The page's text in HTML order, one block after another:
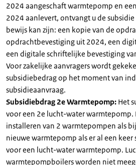
2024 aangeschaft warmtepomp en
2024 aanlevert, ontvangt u de
bewijs kan zijn: een kopie van de
opdrachtbevestiging uit 2024, een
een digitale schriftelijke bevestiging
Voor zakelijke aanvragers wordt
subsidiebedrag op het moment van
subsidieaanvraag.
Subsidiebdrag 2e Warmtepomp: Het
voor een 2e lucht-water
installeren van 2 warmtepompen als
nieuwe warmtepomp als er al een keer
voor een lucht-water warmtepomp.
warmtepompboilers worden niet